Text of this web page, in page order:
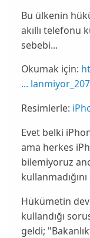
Bu ülkenin
akıllı telefonu
sebebi...
Okumak için:
...
Resimlerle:
Evet belki
ama herkes
bilemiyoruz
Hükümetin
kullandığı
geldi;